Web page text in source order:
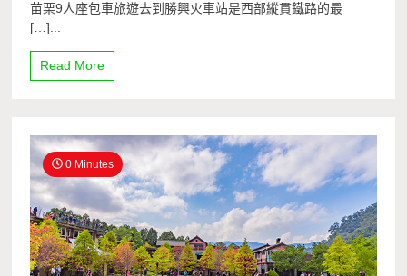
苗栗9人座包車旅遊去到勝興火車站是西部縱貫鐵路的最
[…]...
Read More
0 Minutes